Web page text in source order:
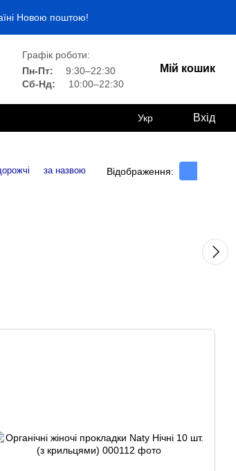
Новою поштою!
Графік роботи:
Пн-Пт:
9:30–22:30
Сб-Нд:
10:00–22:30
Мій кошик
Укр Вхід
за назвою Відображення: